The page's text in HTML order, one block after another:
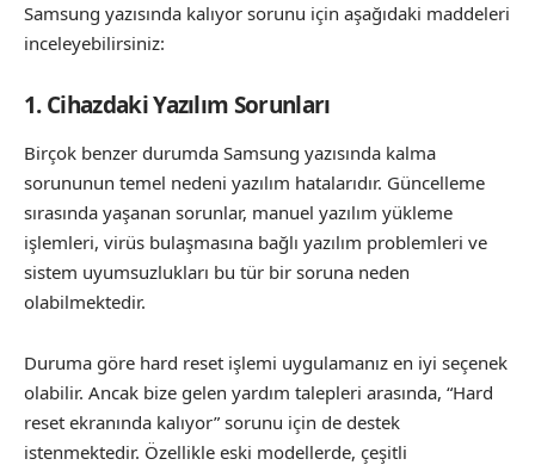
Samsung yazısında kalıyor sorunu için aşağıdaki maddeleri
inceleyebilirsiniz:
1. Cihazdaki Yazılım Sorunları
Birçok benzer durumda Samsung yazısında kalma
sorununun temel nedeni yazılım hatalarıdır. Güncelleme
sırasında yaşanan sorunlar, manuel yazılım yükleme
işlemleri, virüs bulaşmasına bağlı yazılım problemleri ve
sistem uyumsuzlukları bu tür bir soruna neden
olabilmektedir.
Duruma göre hard reset işlemi uygulamanız en iyi seçenek
olabilir. Ancak bize gelen yardım talepleri arasında, “Hard
reset ekranında kalıyor” sorunu için de destek
istenmektedir. Özellikle eski modellerde, çeşitli